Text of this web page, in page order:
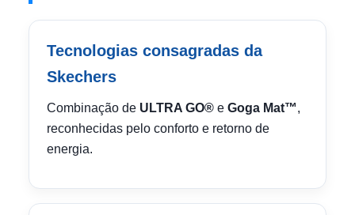
Tecnologias consagradas da
Skechers
Combinação de ULTRA GO® e Goga Mat™,
reconhecidas pelo conforto e retorno de
energia.